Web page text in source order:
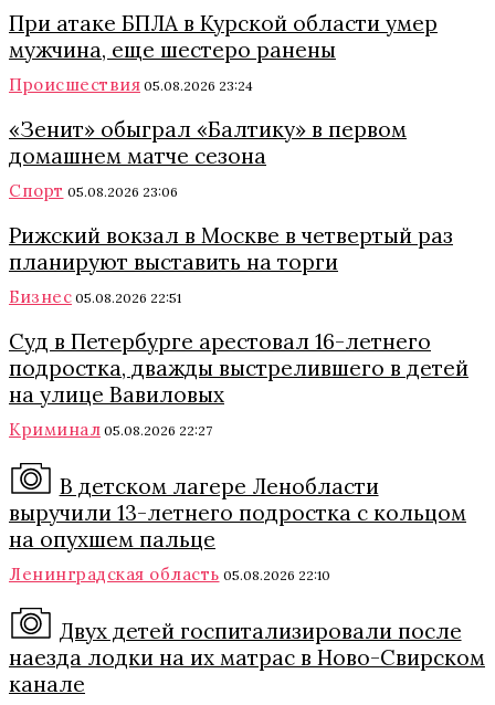
При атаке БПЛА в Курской области умер
мужчина, еще шестеро ранены
Происшествия 05.08.2026 23:24
«Зенит» обыграл «Балтику» в первом
домашнем матче сезона
Спорт 05.08.2026 23:06
Рижский вокзал в Москве в четвертый раз
планируют выставить на торги
Бизнес 05.08.2026 22:51
Суд в Петербурге арестовал 16-летнего
подростка, дважды выстрелившего в детей
на улице Вавиловых
Криминал 05.08.2026 22:27
В детском лагере Ленобласти
выручили 13-летнего подростка с кольцом
на опухшем пальце
Ленинградская область 05.08.2026 22:10
Двух детей госпитализировали после
наезда лодки на их матрас в Ново-Свирском
канале